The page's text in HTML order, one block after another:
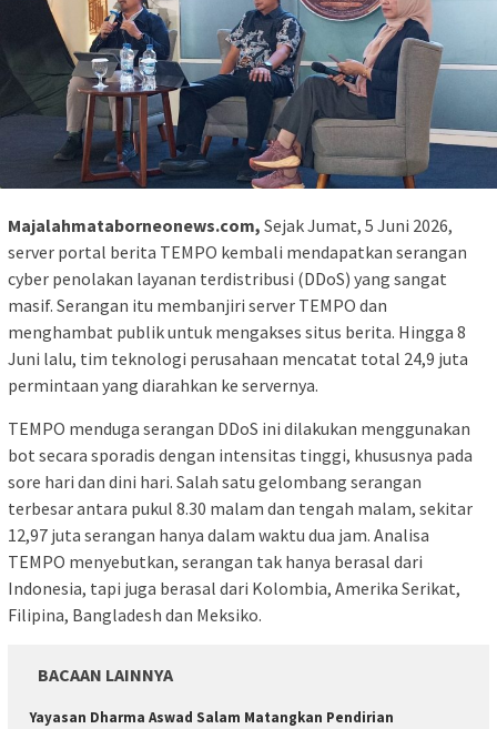
Majalahmataborneonews.com, Sejak Jumat, 5 Juni 2026,
server portal berita TEMPO kembali mendapatkan serangan
cyber penolakan layanan terdistribusi (DDoS) yang sangat
masif. Serangan itu membanjiri server TEMPO dan
menghambat publik untuk mengakses situs berita. Hingga 8
Juni lalu, tim teknologi perusahaan mencatat total 24,9 juta
permintaan yang diarahkan ke servernya.
TEMPO menduga serangan DDoS ini dilakukan menggunakan
bot secara sporadis dengan intensitas tinggi, khususnya pada
sore hari dan dini hari. Salah satu gelombang serangan
terbesar antara pukul 8.30 malam dan tengah malam, sekitar
12,97 juta serangan hanya dalam waktu dua jam. Analisa
TEMPO menyebutkan, serangan tak hanya berasal dari
Indonesia, tapi juga berasal dari Kolombia, Amerika Serikat,
Filipina, Bangladesh dan Meksiko.
BACAAN LAINNYA
Yayasan Dharma Aswad Salam Matangkan Pendirian